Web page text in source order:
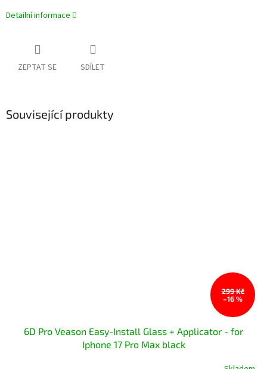
Detailní informace
ZEPTAT SE SDÍLET
Související produkty
299 Kč
–16 %
6D Pro Veason Easy-Install Glass + Applicator - for
Iphone 17 Pro Max black